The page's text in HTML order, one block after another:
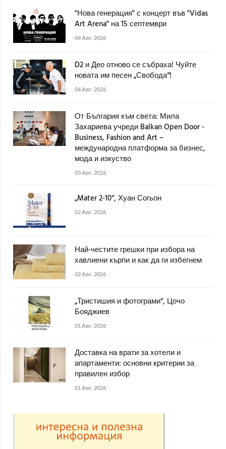
"Нова генерация" с концерт във "Vidas
Art Arena" на 15 септември
04 Авг. 2026
D2 и Део отново се събраха! Чуйте
новата им песен „Свобода“!
04 Авг. 2026
От България към света: Мила
Захариева учреди Balkan Open Door -
Business, Fashion and Art –
международна платформа за бизнес,
мода и изкуство
03 Авг. 2026
„Mater 2-10“, Хуан Согьон
02 Авг. 2026
Най-честите грешки при избора на
хавлиени кърпи и как да ги избегнем
02 Авг. 2026
„Тристишия и фотограми“, Цочо
Бояджиев
01 Авг. 2026
Доставка на врати за хотели и
апартаменти: основни критерии за
правилен избор
01 Авг. 2026